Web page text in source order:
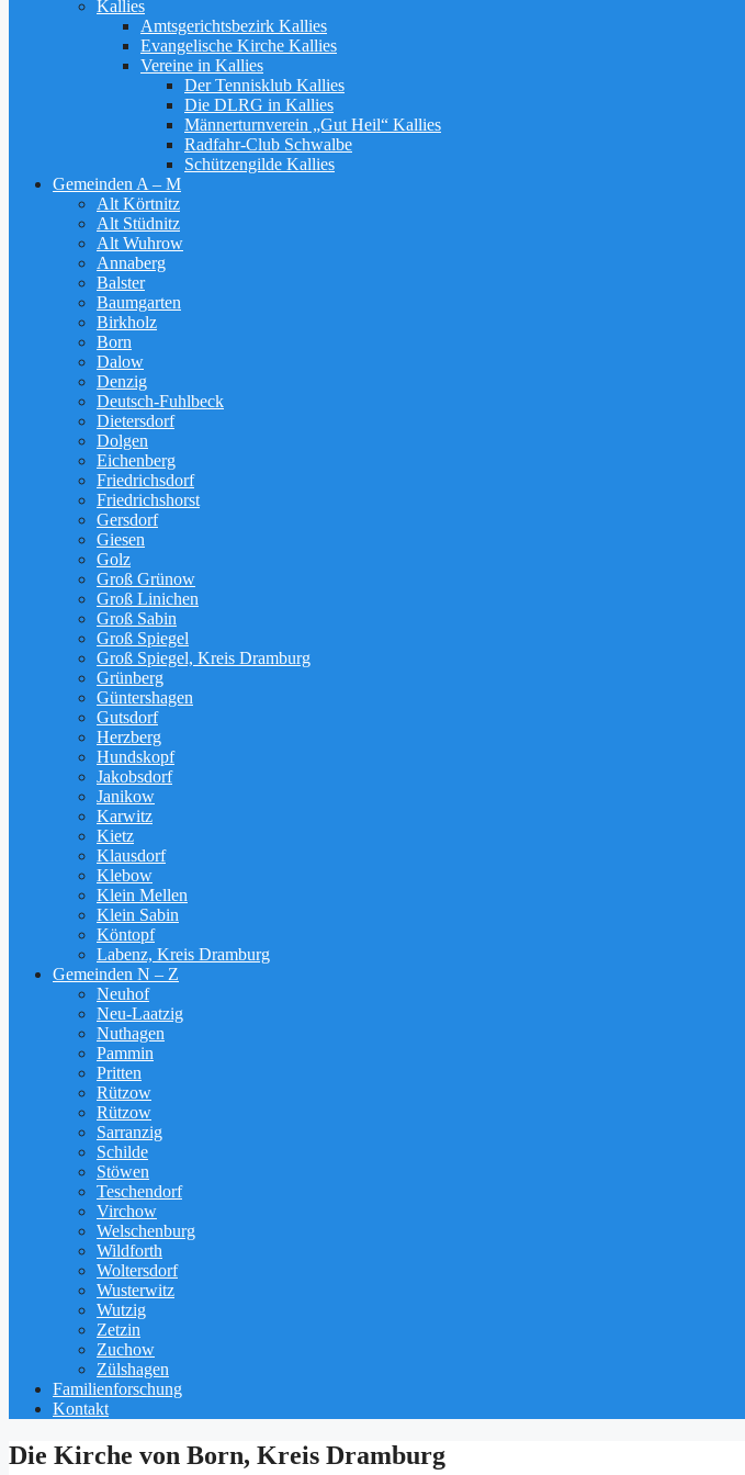
Kallies
Amtsgerichtsbezirk Kallies
Evangelische Kirche Kallies
Vereine in Kallies
Der Tennisklub Kallies
Die DLRG in Kallies
Männerturnverein „Gut Heil“ Kallies
Radfahr-Club Schwalbe
Schützengilde Kallies
Gemeinden A – M
Alt Körtnitz
Alt Stüdnitz
Alt Wuhrow
Annaberg
Balster
Baumgarten
Birkholz
Born
Dalow
Denzig
Deutsch-Fuhlbeck
Dietersdorf
Dolgen
Eichenberg
Friedrichsdorf
Friedrichshorst
Gersdorf
Giesen
Golz
Groß Grünow
Groß Linichen
Groß Sabin
Groß Spiegel
Groß Spiegel, Kreis Dramburg
Grünberg
Güntershagen
Gutsdorf
Herzberg
Hundskopf
Jakobsdorf
Janikow
Karwitz
Kietz
Klausdorf
Klebow
Klein Mellen
Klein Sabin
Köntopf
Labenz, Kreis Dramburg
Gemeinden N – Z
Neuhof
Neu-Laatzig
Nuthagen
Pammin
Pritten
Rützow
Rützow
Sarranzig
Schilde
Stöwen
Teschendorf
Virchow
Welschenburg
Wildforth
Woltersdorf
Wusterwitz
Wutzig
Zetzin
Zuchow
Zülshagen
Familienforschung
Kontakt
Die Kirche von Born, Kreis Dramburg